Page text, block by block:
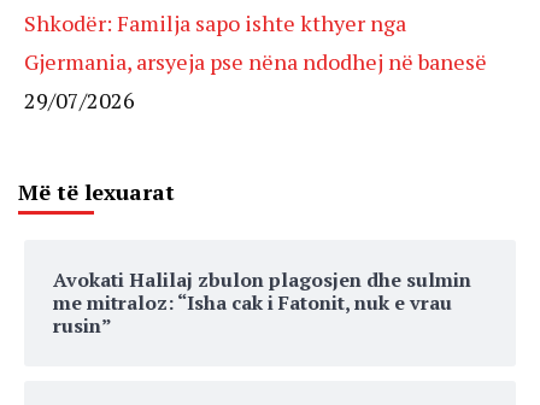
Shkodër: Familja sapo ishte kthyer nga
Gjermania, arsyeja pse nëna ndodhej në banesë
29/07/2026
Më të lexuarat
Avokati Halilaj zbulon plagosjen dhe sulmin
me mitraloz: “Isha cak i Fatonit, nuk e vrau
rusin”